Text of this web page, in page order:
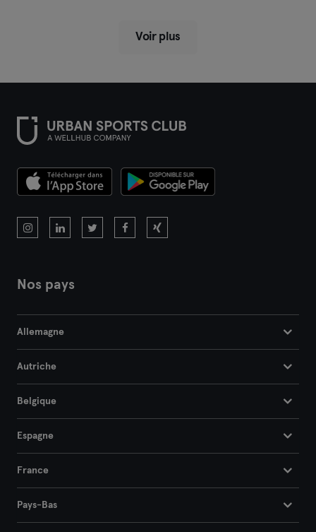
Voir plus
Nos pays
Allemagne
Autriche
Belgique
Espagne
France
Pays-Bas